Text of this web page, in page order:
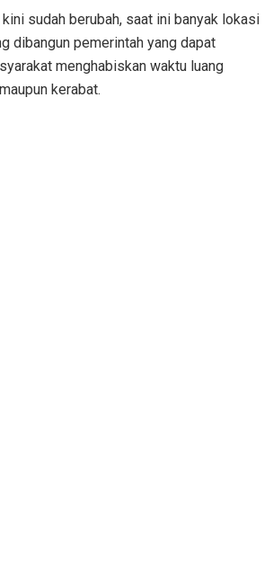
kini sudah berubah, saat ini banyak lokasi
dibangun pemerintah yang dapat
menghabiskan waktu luang
kerabat.